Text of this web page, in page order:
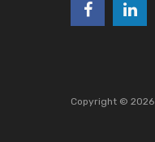
Copyright © 2026